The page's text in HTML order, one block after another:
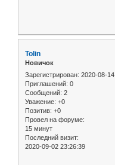
Tolin
Новичок
Зарегистрирован: 2020-08-14
Приглашений: 0
Сообщений: 2
Уважение: +0
Позитив: +0
Провел на форуме:
15 минут
Последний визит:
2020-09-02 23:26:39